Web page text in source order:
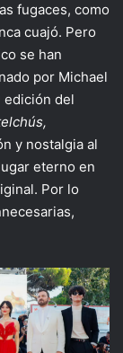
fugaces, como
cuajó. Pero
se han
por Michael
edición del
y nostalgia al
eterno en
Por lo